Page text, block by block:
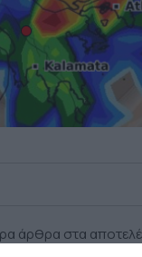
άρθρα στα